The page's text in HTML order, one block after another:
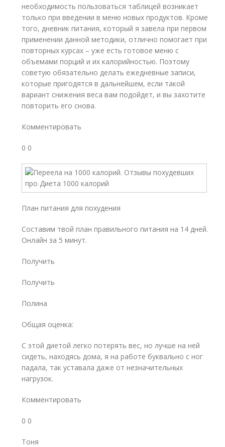
необходимость пользоваться таблицей возникает
только при введении в меню новых продуктов. Кроме
того, дневник питания, который я завела при первом
применении данной методики, отлично помогает при
повторных курсах – уже есть готовое меню с
объемами порций и их калорийностью. Поэтому
советую обязательно делать ежедневные записи,
которые пригодятся в дальнейшем, если такой
вариант снижения веса вам подойдет, и вы захотите
повторить его снова.
Комментировать
0 0
План питания для похудения
Составим твой план правильного питания на 14 дней.
Онлайн за 5 минут.
Получить
Получить
Полина
Общая оценка:
С этой диетой легко потерять вес, но лучше на ней
сидеть, находясь дома, я на работе буквально с ног
падала, так уставала даже от незначительных
нагрузок.
Комментировать
0 0
Тоня